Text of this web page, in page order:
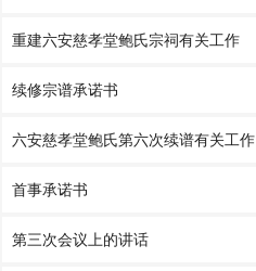
重建六安慈孝堂鲍氏宗祠有关工作
续修宗谱承诺书
六安慈孝堂鲍氏第六次续谱有关工作
首事承诺书
第三次会议上的讲话